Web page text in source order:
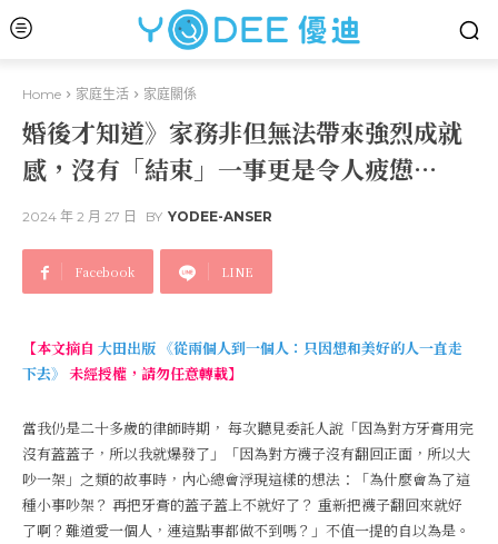
Home 家庭生活 家庭關係
婚後才知道》家務非但無法帶來強烈成就
感，沒有「結束」一事更是令人疲憊…
2024 年 2 月 27 日 BY YODEE-ANSER
Facebook LINE
【本文摘自 大田出版 《從兩個人到一個人：只因想和美好的人一直走
下去》 未經授權，請勿任意轉載】
當我仍是二十多歲的律師時期， 每次聽見委託人說「因為對方牙膏用完
沒有蓋蓋子，所以我就爆發了」「因為對方襪子沒有翻回正面，所以大
吵一架」之類的故事時，內心總會浮現這樣的想法：「為什麼會為了這
種小事吵架？ 再把牙膏的蓋子蓋上不就好了？ 重新把襪子翻回來就好
了啊？難道愛一個人，連這點事都做不到嗎？」不值一提的自以為是。